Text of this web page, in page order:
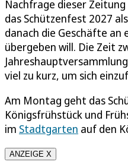
Nachfrage dieser
das Schützenfest 2027
danach die Geschäfte an
übergeben will. Die Zeit
viel zu kurz, um sich
Am Montag geht das
Königsfrühstück und
im Stadtgarten auf den
ANZEIGE X